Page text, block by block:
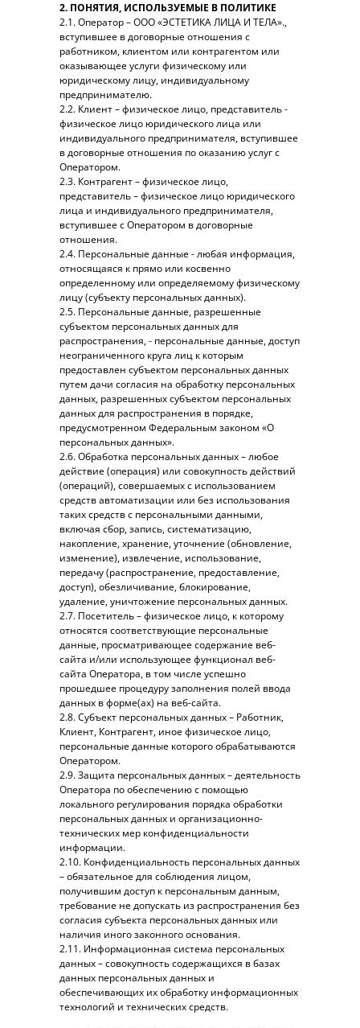
2. ПОНЯТИЯ, ИСПОЛЬЗУЕМЫЕ В ПОЛИТИКЕ
2.1. Оператор – ООО «ЭСТЕТИКА ЛИЦА И ТЕЛА».,
вступившее в договорные отношения с
работником, клиентом или контрагентом или
оказывающее услуги физическому или
юридическому лицу, индивидуальному
предпринимателю.
2.2. Клиент – физическое лицо, представитель -
физическое лицо юридического лица или
индивидуального предпринимателя, вступившее
в договорные отношения по оказанию услуг с
Оператором.
2.3. Контрагент – физическое лицо,
представитель – физическое лицо юридического
лица и индивидуального предпринимателя,
вступившее с Оператором в договорные
отношения.
2.4. Персональные данные - любая информация,
относящаяся к прямо или косвенно
определенному или определяемому физическому
лицу (субъекту персональных данных).
2.5. Персональные данные, разрешенные
субъектом персональных данных для
распространения, - персональные данные, доступ
неограниченного круга лиц к которым
предоставлен субъектом персональных данных
путем дачи согласия на обработку персональных
данных, разрешенных субъектом персональных
данных для распространения в порядке,
предусмотренном Федеральным законом «О
персональных данных».
2.6. Обработка персональных данных – любое
действие (операция) или совокупность действий
(операций), совершаемых с использованием
средств автоматизации или без использования
таких средств с персональными данными,
включая сбор, запись, систематизацию,
накопление, хранение, уточнение (обновление,
изменение), извлечение, использование,
передачу (распространение, предоставление,
доступ), обезличивание, блокирование,
удаление, уничтожение персональных данных.
2.7. Посетитель – физическое лицо, к которому
относятся соответствующие персональные
данные, просматривающее содержание веб-
сайта и/или использующее функционал веб-
сайта Оператора, в том числе успешно
прошедшее процедуру заполнения полей ввода
данных в форме(ах) на веб-сайта.
2.8. Субъект персональных данных – Работник,
Клиент, Контрагент, иное физическое лицо,
персональные данные которого обрабатываются
Оператором.
2.9. Защита персональных данных – деятельность
Оператора по обеспечению с помощью
локального регулирования порядка обработки
персональных данных и организационно-
технических мер конфиденциальности
информации.
2.10. Конфиденциальность персональных данных
– обязательное для соблюдения лицом,
получившим доступ к персональным данным,
требование не допускать из распространения без
согласия субъекта персональных данных или
наличия иного законного основания.
2.11. Информационная система персональных
данных – совокупность содержащихся в базах
данных персональных данных и
обеспечивающих их обработку информационных
технологий и технических средств.